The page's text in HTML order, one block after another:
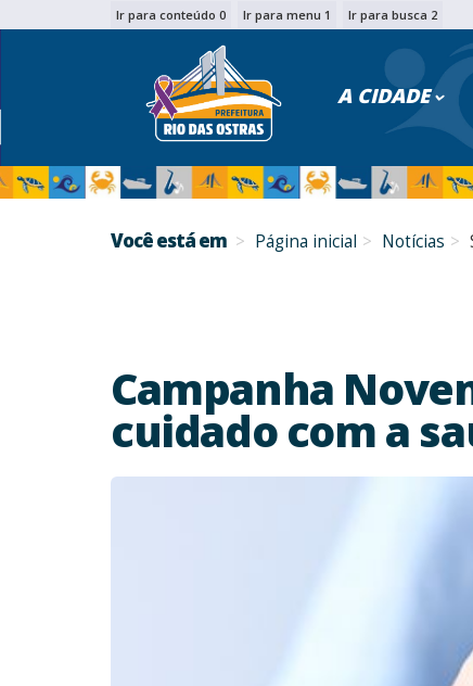
Ir para conteúdo 0 Ir para menu 1 Ir para busca 2
A CIDADE
Você está em Página inicial Notícias
Campanha
cuidado com a